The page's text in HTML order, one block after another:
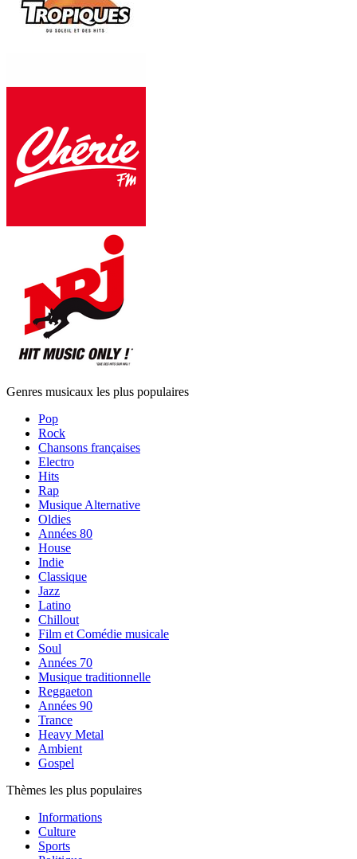
Genres musicaux les plus populaires
Pop
Rock
Chansons françaises
Electro
Hits
Rap
Musique Alternative
Oldies
Années 80
House
Indie
Classique
Jazz
Latino
Chillout
Film et Comédie musicale
Soul
Années 70
Musique traditionnelle
Reggaeton
Années 90
Trance
Heavy Metal
Ambient
Gospel
Thèmes les plus populaires
Informations
Culture
Sports